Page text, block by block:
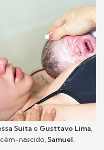
Suita e Gusttavo Lima,
nascido,Samuel.